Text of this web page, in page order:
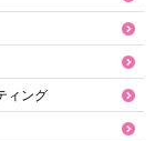
ィング